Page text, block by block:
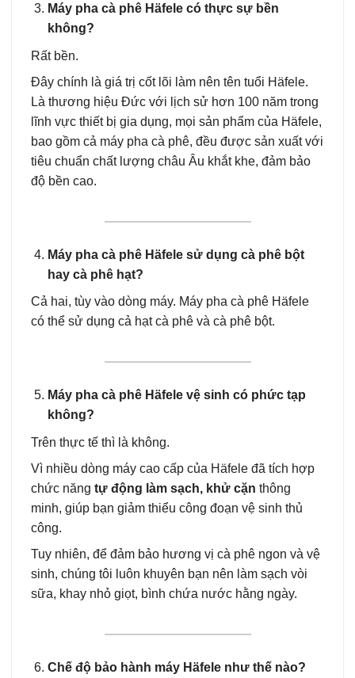
Máy pha cà phê Häfele có thực sự bền
không?
Rất bền.
Đây chính là giá trị cốt lõi làm nên tên tuổi Häfele.
Là thương hiệu Đức với lịch sử hơn 100 năm trong
lĩnh vực thiết bị gia dụng, mọi sản phẩm của Häfele,
bao gồm cả máy pha cà phê, đều được sản xuất với
tiêu chuẩn chất lượng châu Âu khắt khe, đảm bảo
độ bền cao.
Máy pha cà phê Häfele sử dụng cà phê bột
hay cà phê hạt?
Cả hai, tùy vào dòng máy. Máy pha cà phê Häfele
có thể sử dụng cả hạt cà phê và cà phê bột.
Máy pha cà phê Häfele vệ sinh có phức tạp
không?
Trên thực tế thì là không.
Vì nhiều dòng máy cao cấp của Häfele đã tích hợp
chức năng tự động làm sạch, khử cặn thông
minh, giúp bạn giảm thiểu công đoạn vệ sinh thủ
công.
Tuy nhiên, để đảm bảo hương vị cà phê ngon và vệ
sinh, chúng tôi luôn khuyên bạn nên làm sạch vòi
sữa, khay nhỏ giọt, bình chứa nước hằng ngày.
Chế độ bảo hành máy Häfele như thế nào?